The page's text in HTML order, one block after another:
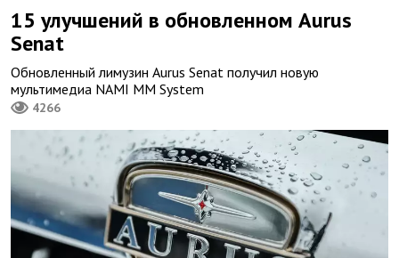
15 улучшений в обновленном Aurus
Senat
Обновленный лимузин Aurus Senat получил новую
мультимедиа NAMI MM System
4266